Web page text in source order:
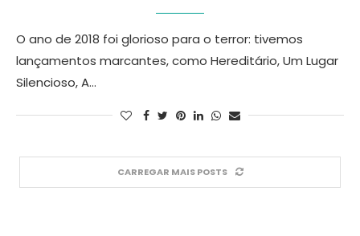
O ano de 2018 foi glorioso para o terror: tivemos
lançamentos marcantes, como Hereditário, Um Lugar
Silencioso, A…
CARREGAR MAIS POSTS